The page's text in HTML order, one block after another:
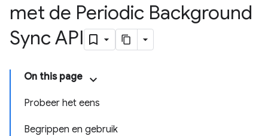
met de Periodic Background
Sync API
On this page
Probeer het eens
Begrippen en gebruik